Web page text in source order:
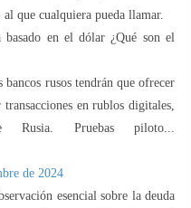
al que cualquiera pueda llamar.
basado en el dólar ¿Qué son el
rusos tendrán que ofrecer
en rublos digitales,
Pruebas piloto...
de 2024
esencial sobre la deuda